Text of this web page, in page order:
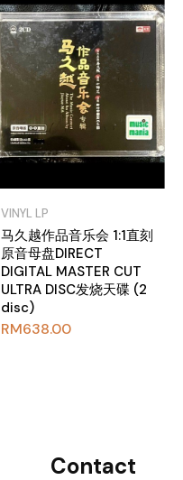
VINYL LP
马久越作品音乐会 1:1直刻
原音母盘DIRECT
DIGITAL MASTER CUT
ULTRA DISC发烧天碟 (2
disc)
RM638.00
Contact